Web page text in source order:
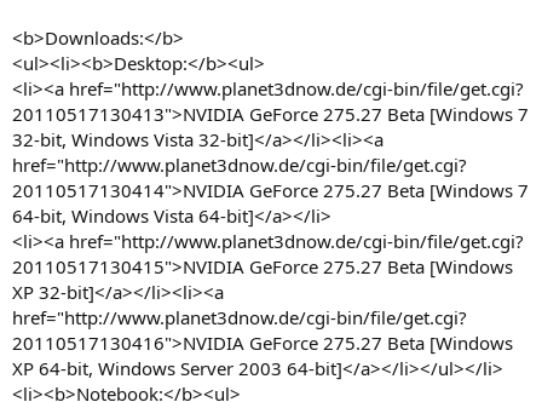
<b>Downloads:</b>
<ul><li><b>Desktop:</b><ul>
<li><a href="http://www.planet3dnow.de/cgi-bin/file/get.cgi?
20110517130413">NVIDIA GeForce 275.27 Beta [Windows 7
32-bit, Windows Vista 32-bit]</a></li><li><a
href="http://www.planet3dnow.de/cgi-bin/file/get.cgi?
20110517130414">NVIDIA GeForce 275.27 Beta [Windows 7
64-bit, Windows Vista 64-bit]</a></li>
<li><a href="http://www.planet3dnow.de/cgi-bin/file/get.cgi?
20110517130415">NVIDIA GeForce 275.27 Beta [Windows
XP 32-bit]</a></li><li><a
href="http://www.planet3dnow.de/cgi-bin/file/get.cgi?
20110517130416">NVIDIA GeForce 275.27 Beta [Windows
XP 64-bit, Windows Server 2003 64-bit]</a></li></ul></li>
<li><b>Notebook:</b><ul>